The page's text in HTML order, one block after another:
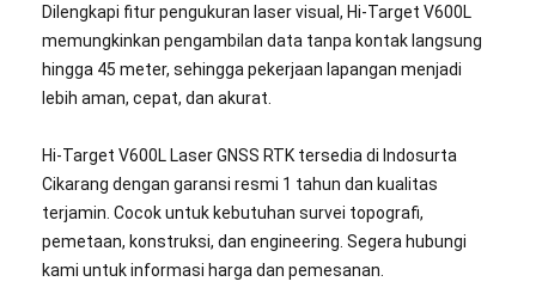
Dilengkapi fitur pengukuran laser visual, Hi-Target V600L
memungkinkan pengambilan data tanpa kontak langsung
hingga 45 meter, sehingga pekerjaan lapangan menjadi
lebih aman, cepat, dan akurat.
Hi-Target V600L Laser GNSS RTK tersedia di Indosurta
Cikarang dengan garansi resmi 1 tahun dan kualitas
terjamin. Cocok untuk kebutuhan survei topografi,
pemetaan, konstruksi, dan engineering. Segera hubungi
kami untuk informasi harga dan pemesanan.